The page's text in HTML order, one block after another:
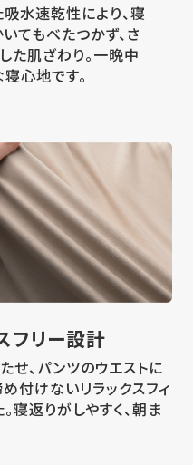
水速乾性により、寝
てもべたつかず、さ
た肌ざわり。一晩中
心地です。
フリー設計
せ、パンツのウエストに
付けないリラックスフィ
寝返りがしやすく、朝ま